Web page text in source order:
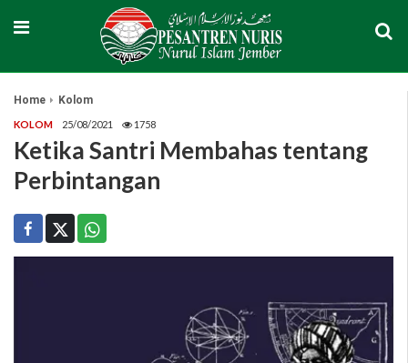
Home Kolom
KOLOM 25/08/2021 1758
Ketika Santri Membahas tentang
Perbintangan